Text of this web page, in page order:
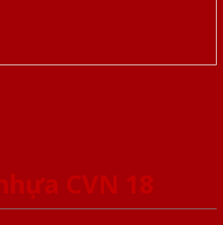
CVN 18